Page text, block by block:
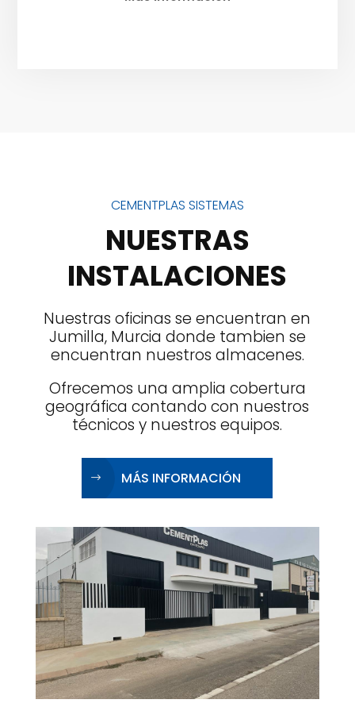
CEMENTPLAS SISTEMAS
NUESTRAS
INSTALACIONES
Nuestras oficinas se encuentran en
Jumilla, Murcia donde tambien se
encuentran nuestros almacenes.
Ofrecemos una amplia cobertura
geográfica contando con nuestros
técnicos y nuestros equipos.
MÁS INFORMACIÓN